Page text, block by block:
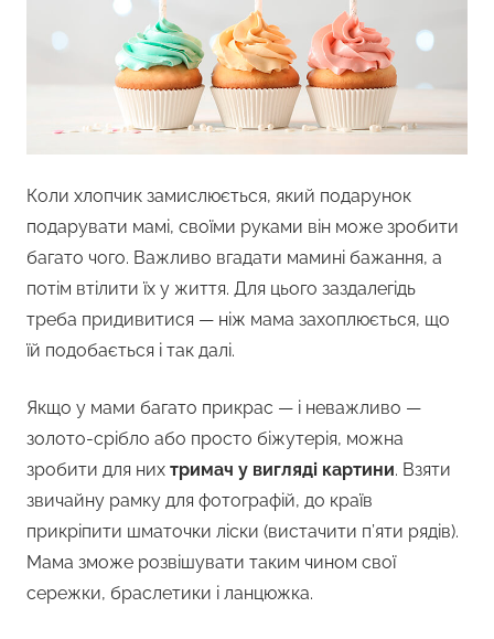
Коли хлопчик замислюється, який подарунок
подарувати мамі, своїми руками він може зробити
багато чого. Важливо вгадати мамині бажання, а
потім втілити їх у життя. Для цього заздалегідь
треба придивитися — ніж мама захоплюється, що
їй подобається і так далі.
Якщо у мами багато прикрас — і неважливо —
золото-срібло або просто біжутерія, можна
зробити для них тримач у вигляді картини. Взяти
звичайну рамку для фотографій, до країв
прикріпити шматочки ліски (вистачити п’яти рядів).
Мама зможе розвішувати таким чином свої
сережки, браслетики і ланцюжка.